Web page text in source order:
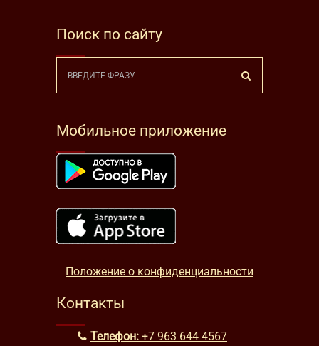
Поиск по сайту
Мобильное приложение
Положение о конфиденциальности
Контакты
Телефон: +7 963 644 4567